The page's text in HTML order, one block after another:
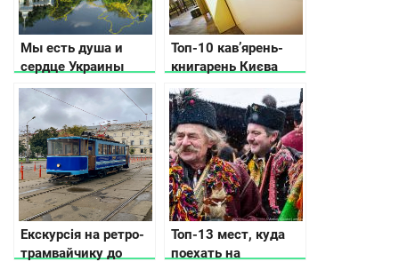
Мы есть душа и
сердце Украины
Топ-10 кав’ярень-
книгарень Києва
Екскурсія на ретро-
трамвайчику до
Топ-13 мест, куда
поехать на